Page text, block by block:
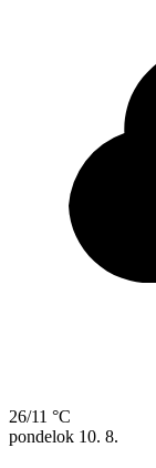
26/11 °C
pondelok 10. 8.